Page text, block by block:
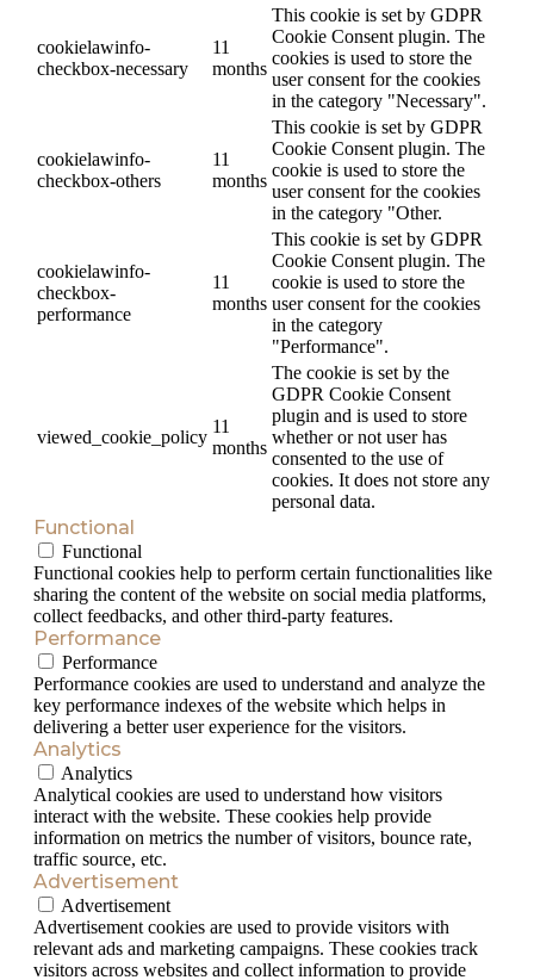
cookielawinfo-
checkbox-necessary
11
months
This cookie is set by GDPR
Cookie Consent plugin. The
cookies is used to store the
user consent for the cookies
in the category "Necessary".
cookielawinfo-
checkbox-others
11
months
This cookie is set by GDPR
Cookie Consent plugin. The
cookie is used to store the
user consent for the cookies
in the category "Other.
cookielawinfo-
checkbox-
performance
11
months
This cookie is set by GDPR
Cookie Consent plugin. The
cookie is used to store the
user consent for the cookies
in the category
"Performance".
viewed_cookie_policy
11
months
The cookie is set by the
GDPR Cookie Consent
plugin and is used to store
whether or not user has
consented to the use of
cookies. It does not store any
personal data.
Functional
Functional
Functional cookies help to perform certain functionalities like
sharing the content of the website on social media platforms,
collect feedbacks, and other third-party features.
Performance
Performance
Performance cookies are used to understand and analyze the
key performance indexes of the website which helps in
delivering a better user experience for the visitors.
Analytics
Analytics
Analytical cookies are used to understand how visitors
interact with the website. These cookies help provide
information on metrics the number of visitors, bounce rate,
traffic source, etc.
Advertisement
Advertisement
Advertisement cookies are used to provide visitors with
relevant ads and marketing campaigns. These cookies track
visitors across websites and collect information to provide